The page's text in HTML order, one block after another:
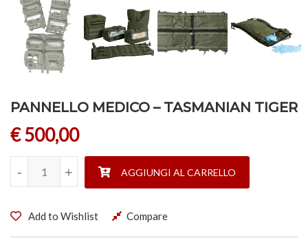
PANNELLO MEDICO – TASMANIAN TIGER
€500,00
PANNELLO MEDICO - TASMANIAN TIGER quantità
+
- +
- AGGIUNGI AL CARRELLO
Add to Wishlist Compare